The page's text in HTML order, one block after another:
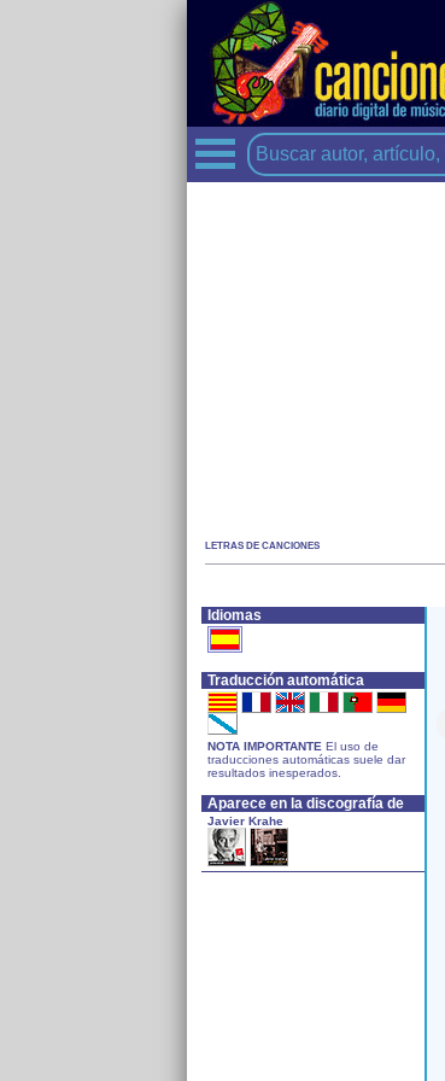
LETRAS DE CANCIONES
Idiomas
Traducción automática
NOTA IMPORTANTE El uso de
traducciones automáticas suele dar
resultados inesperados.
Aparece en la discografía de
Javier Krahe